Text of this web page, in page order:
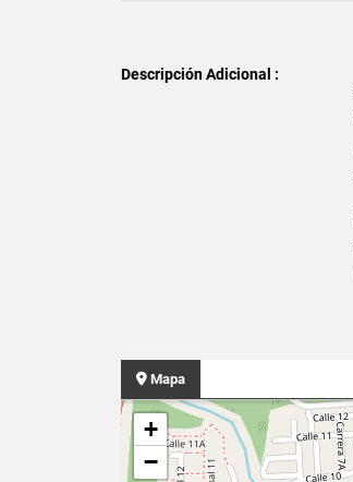
Descripción Adicional :
Mapa
+
−